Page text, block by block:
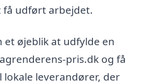
få udført arbejdet.
et øjeblik at udfylde en
pris.dk og få
leverandører, der